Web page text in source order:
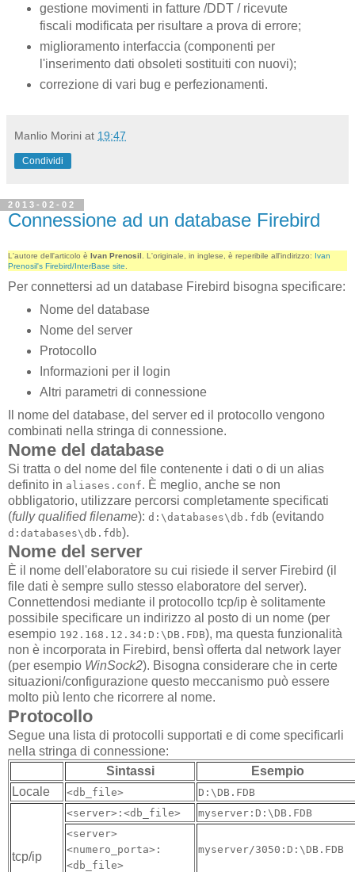
gestione movimenti in fatture /DDT / ricevute
fiscali modificata per risultare a prova di errore;
miglioramento interfaccia (componenti per
l'inserimento dati obsoleti sostituiti con nuovi);
correzione di vari bug e perfezionamenti.
Manlio Morini at 19:47
Condividi
2013-02-02
Connessione ad un database Firebird
L'autore dell'articolo è Ivan Prenosil. L'originale, in inglese, è reperibile all'indirizzo: Ivan
Prenosil's Firebird/InterBase site.
Per connettersi ad un database Firebird bisogna specificare:
Nome del database
Nome del server
Protocollo
Informazioni per il login
Altri parametri di connessione
Il nome del database, del server ed il protocollo vengono
combinati nella stringa di connessione.
Nome del database
Si tratta o del nome del file contenente i dati o di un alias
definito in aliases.conf. È meglio, anche se non
obbligatorio, utilizzare percorsi completamente specificati
(fully qualified filename): d:\databases\db.fdb (evitando
d:databases\db.fdb).
Nome del server
È il nome dell'elaboratore su cui risiede il server Firebird (il
file dati è sempre sullo stesso elaboratore del server).
Connettendosi mediante il protocollo tcp/ip è solitamente
possibile specificare un indirizzo al posto di un nome (per
esempio 192.168.12.34:D:\DB.FDB), ma questa funzionalità
non è incorporata in Firebird, bensì offerta dal network layer
(per esempio WinSock2). Bisogna considerare che in certe
situazioni/configurazione questo meccanismo può essere
molto più lento che ricorrere al nome.
Protocollo
Segue una lista di protocolli supportati e di come specificarli
nella stringa di connessione:
Sintassi
Esempio
Locale
<db_file> D:\DB.FDB
tcp/ip
<server>:<db_file>
myserver:D:\DB.FDB
<server>
<numero_porta>:
<db_file>
myserver/3050:D:\DB.FDB